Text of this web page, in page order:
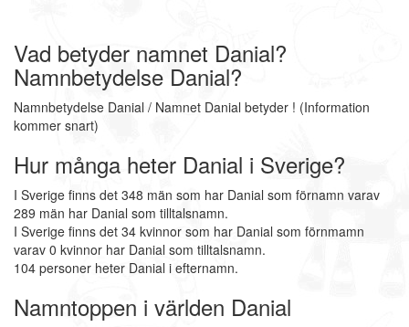
Vad betyder namnet Danial?
Namnbetydelse Danial?
Namnbetydelse Danial / Namnet Danial betyder ! (Information
kommer snart)
Hur många heter Danial i Sverige?
I Sverige finns det 348 män som har Danial som förnamn varav
289 män har Danial som tilltalsnamn.
I Sverige finns det 34 kvinnor som har Danial som förnmamn
varav 0 kvinnor har Danial som tilltalsnamn.
104 personer heter Danial i efternamn.
Namntoppen i världen Danial